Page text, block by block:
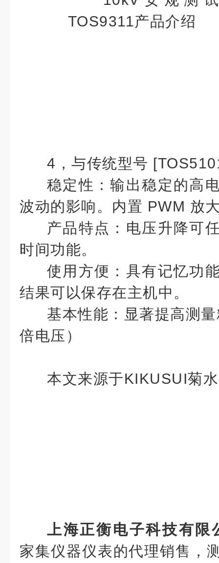
4， 与传统型号
稳定性：输出稳定的高
波动的影响。内置 PWM 放
产品特点：电压升降可
时间功能。
使用方便：具有记忆功
结果可以保存在主机中。
基本性能：显著提高测
倍电压）
本文来源于KIKUSUI菊水
上海正衡电子科技有限
家集仪器仪表的代理销售，